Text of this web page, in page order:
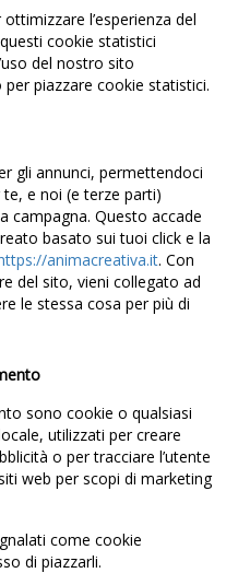
l’esperienza del
cookie statistici
del nostro sito
piazzare cookie statistici.
gli annunci, permettendoci
e noi (e terze parti)
campagna. Questo accade
basato sui tuoi click e la
animacreativa.it. Con
del sito, vieni collegato ad
le stessa cosa per più di
sono cookie o qualsiasi
utilizzati per creare
o per tracciare l’utente
web per scopi di marketing
come cookie
di piazzarli.